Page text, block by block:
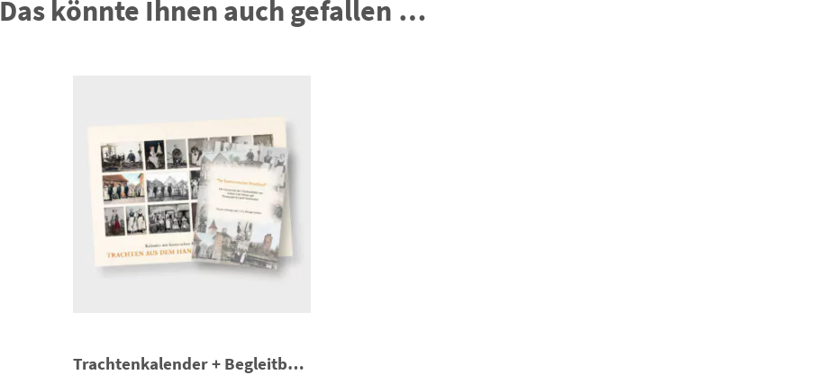
Das könnte Ihnen auch gefallen …
Trachtenkalender + Begleitbroschüre (Bundle)